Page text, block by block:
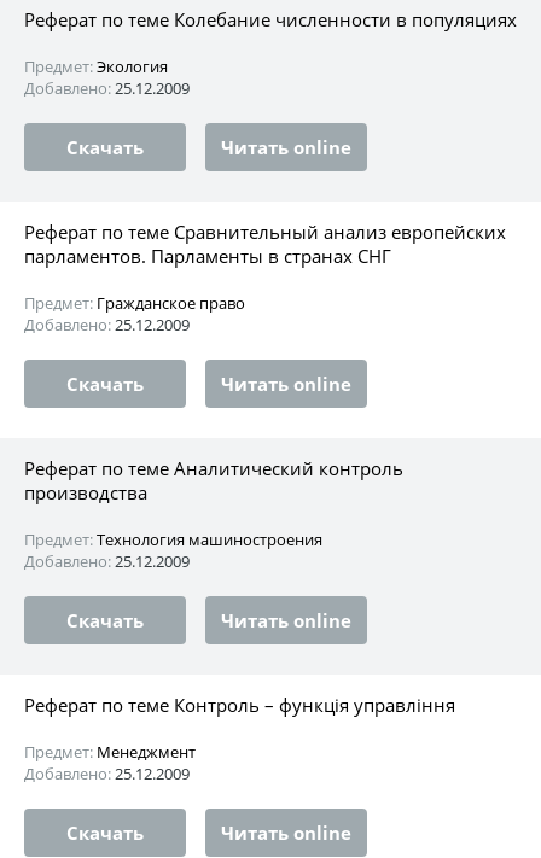
Реферат по теме Колебание численности в популяциях
Предмет:Экология
Добавлено:25.12.2009
Скачать Читать online
Реферат по теме Сравнительный анализ европейских
парламентов. Парламенты в странах СНГ
Предмет: Гражданское право
Добавлено:25.12.2009
Скачать Читать online
Реферат по теме Аналитический контроль
производства
Предмет:Технология машиностроения
Добавлено:25.12.2009
Скачать Читать online
Реферат по теме Контроль – функція управління
Предмет: Менеджмент
Добавлено:25.12.2009
Скачать Читать online